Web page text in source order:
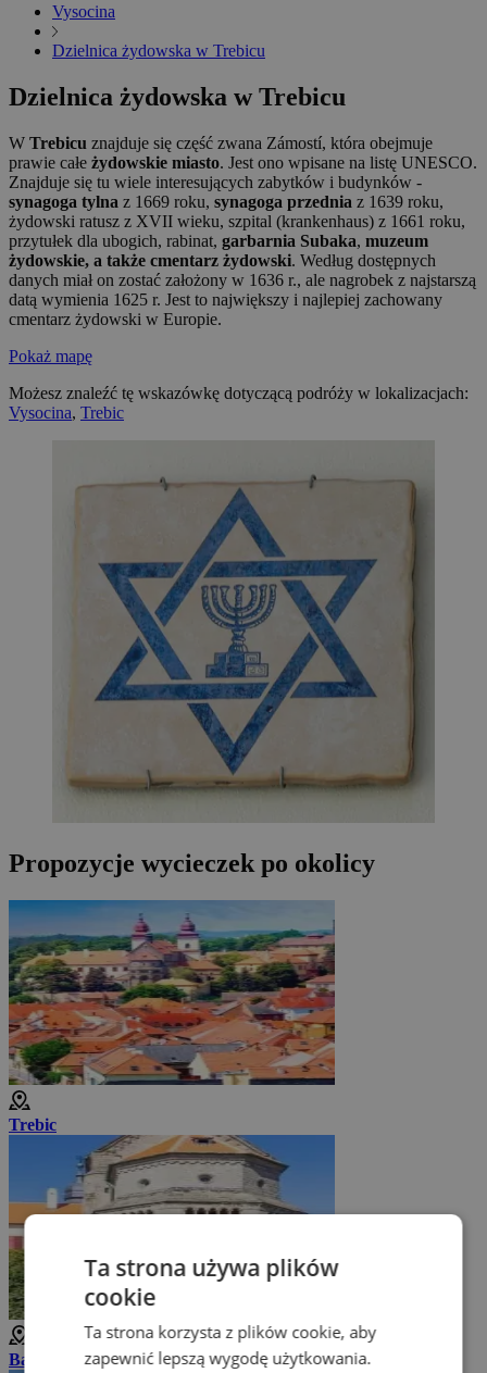
Vysocina
Dzielnica żydowska w Trebicu
Dzielnica żydowska w Trebicu
W Trebicu znajduje się część zwana Zámostí, która obejmuje
prawie całe żydowskie miasto. Jest ono wpisane na listę UNESCO.
Znajduje się tu wiele interesujących zabytków i budynków -
synagoga tylna z 1669 roku, synagoga przednia z 1639 roku,
żydowski ratusz z XVII wieku, szpital (krankenhaus) z 1661 roku,
przytułek dla ubogich, rabinat, garbarnia Subaka, muzeum
żydowskie, a także cmentarz żydowski. Według dostępnych
danych miał on zostać założony w 1636 r., ale nagrobek z najstarszą
datą wymienia 1625 r. Jest to największy i najlepiej zachowany
cmentarz żydowski w Europie.
Pokaż mapę
Możesz znaleźć tę wskazówkę dotyczącą podróży w lokalizacjach:
Vysocina, Trebic
Propozycje wycieczek po okolicy
Trebic
Bazylika św. Prokopa w Trebicu
Ta strona używa plików
cookie
Ta strona korzysta z plików cookie, aby
zapewnić lepszą wygodę użytkowania.